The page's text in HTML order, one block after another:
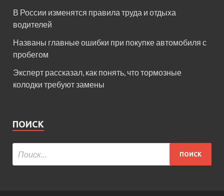
В России изменятся правила труда и отдыха
водителей
Названы главные ошибки при покупке автомобиля с
пробегом
Эксперт рассказал, как понять, что тормозные
колодки требуют замены
ПОИСК